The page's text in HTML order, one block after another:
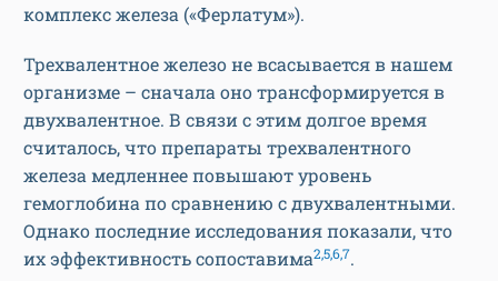
комплекс железа («Ферлатум»).
Трехвалентное железо не всасывается в нашем
организме – сначала оно трансформируется в
двухвалентное. В связи с этим долгое время
считалось, что препараты трехвалентного
железа медленнее повышают уровень
гемоглобина по сравнению с двухвалентными.
Однако последние исследования показали, что
их эффективность сопоставима2,5,6,7.